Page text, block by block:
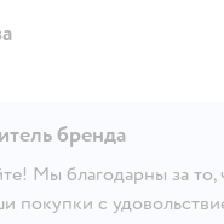
бренда
Мы благодарны за
покупки с